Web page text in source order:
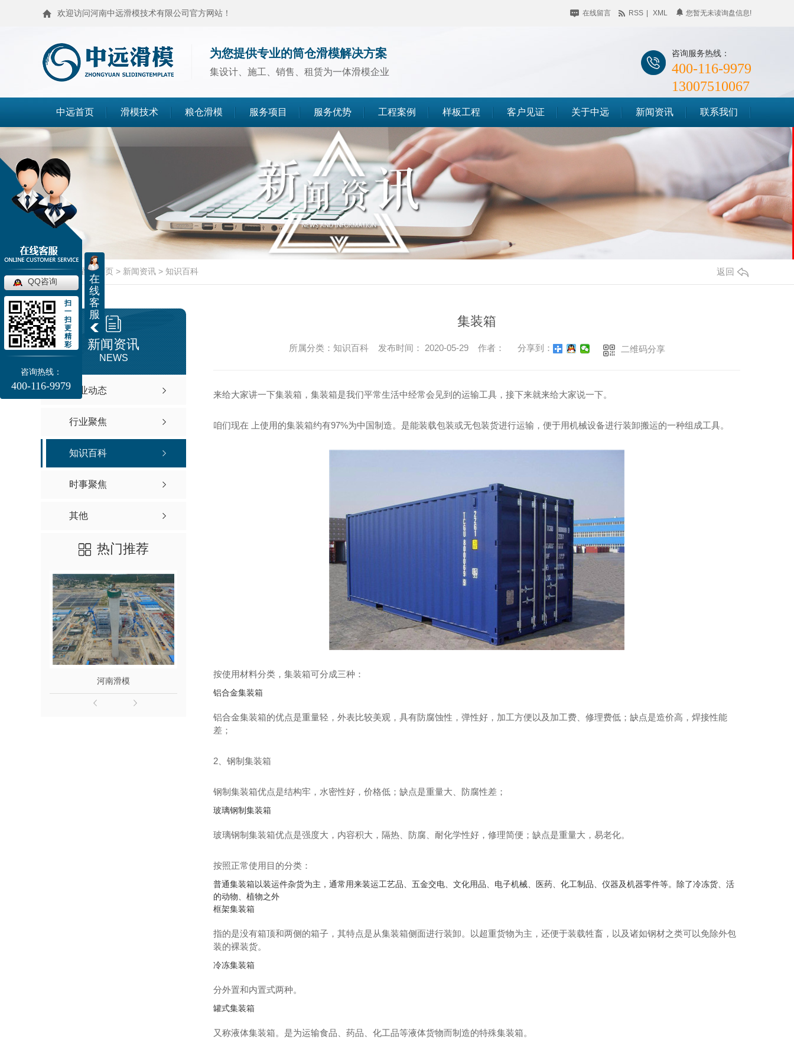
欢迎访问河南中远滑模技术有限公司官方网站！ 您暂无未读询盘信息!
在线留言 RSS XML
为您提供专业的筒仓滑模解决方案
集设计、施工、销售、租赁为一体滑模企业
咨询服务热线：
400-116-9979
13007510067
中远首页 滑模技术 粮仓滑模 服务项目
滑模技术 煤仓滑模 储料仓滑模
麦仓滑模 浅圆仓滑模 水泥仓滑模 筒仓滑模
造粒塔滑模 烟囱滑模
高塔滑模 筒仓封顶
服务优势 工程案例 样板工程 客户见证 关于中远
公司简介
荣誉资质
新闻资讯
知识百科
联系我们
当前位置：首页 > 新闻资讯 > 知识百科 返回
新闻资讯
NEWS
企业动态
行业聚焦
知识百科
时事聚焦
其他
热门推荐
河南滑模 滑模施工检查验收的主要内容
集装箱
所属分类：知识百科 发布时间： 2020-05-29 作者： 分享到： 二维码分享
来给大家讲一下集装箱，集装箱是我们平常生活中经常会见到的运输工具，接下来就来给大家说一下。
咱们现在 上使用的集装箱约有97%为中国制造。是能装载包装或无包装货进行运输，便于用机械设备进行装卸搬运的一种组成工具。
按使用材料分类，集装箱可分成三种：
铝合金集装箱
铝合金集装箱的优点是重量轻，外表比较美观，具有防腐蚀性，弹性好，加工方便以及加工费、修理费低；缺点是造价高，焊接性能
差；
2、钢制集装箱
钢制集装箱优点是结构牢，水密性好，价格低；缺点是重量大、防腐性差；
玻璃钢制集装箱
玻璃钢制集装箱优点是强度大，内容积大，隔热、防腐、耐化学性好，修理简便；缺点是重量大，易老化。
按照正常使用目的分类：
普通集装箱以装运件杂货为主，通常用来装运工艺品、五金交电、文化用品、电子机械、医药、化工制品、仪器及机器零件等。除了冷冻货、活
的动物、植物之外
框架集装箱
指的是没有箱顶和两侧的箱子，其特点是从集装箱侧面进行装卸。以超重货物为主，还便于装载牲畜，以及诸如钢材之类可以免除外包
装的裸装货。
冷冻集装箱
分外置和内置式两种。
罐式集装箱
又称液体集装箱。是为运输食品、药品、化工品等液体货物而制造的特殊集装箱。
在
线
客
服
QQ咨询
扫
一
扫
更
精
彩
咨询热线：
400-116-9979